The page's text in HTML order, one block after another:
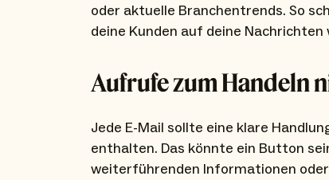
oder aktuelle Branchentrends. So
deine Kunden auf deine
Aufrufe zum Handeln
Jede E-Mail sollte eine klare
enthalten. Das könnte ein Button
weiterführenden Informationen